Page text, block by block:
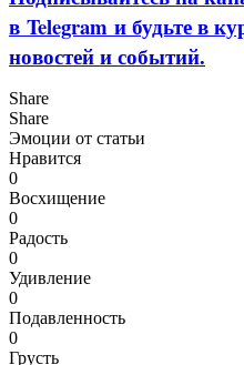
в Telegram и будьте в
новостей и событий.
Share
Share
Эмоции от статьи
Нравится
0
Восхищение
0
Радость
0
Удивление
0
Подавленность
0
Грусть